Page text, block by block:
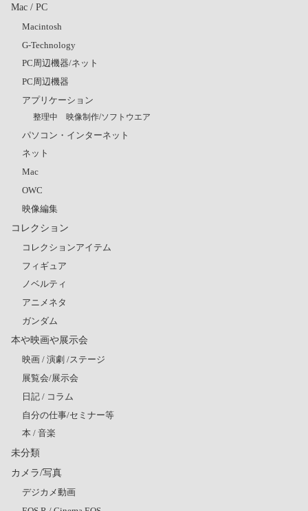
Mac / PC
Macintosh
G-Technology
PC周辺機器/ネット
PC周辺機器
アプリケーション
整理中 映像制作/ソフトウエア
パソコン・インターネット
ネット
Mac
OWC
映像編集
コレクション
コレクションアイテム
フィギュア
ノベルティ
アニメネタ
ガンダム
本や映画や展示会
映画 / 演劇 /ステージ
展覧会/展示会
日記 / コラム
自分の仕事/セミナー等
本 / 音楽
未分類
カメラ/写真
デジカメ動画